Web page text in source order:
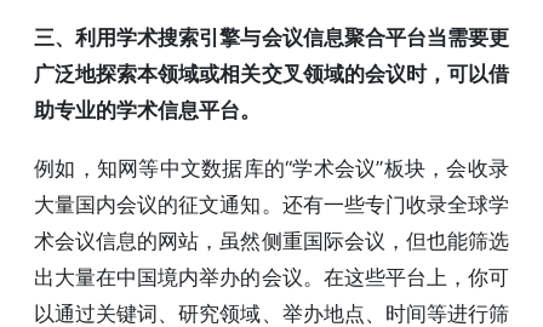
三、利用学术搜索引擎与会议信息聚合平台当需要更
广泛地探索本领域或相关交叉领域的会议时，可以借
助专业的学术信息平台。
例如，知网等中文数据库的“学术会议”板块，会收录
大量国内会议的征文通知。还有一些专门收录全球学
术会议信息的网站，虽然侧重国际会议，但也能筛选
出大量在中国境内举办的会议。在这些平台上，你可
以通过关键词、研究领域、举办地点、时间等进行筛